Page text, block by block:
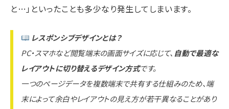
と…」といったことも多少なり発生してしまいます。
レスポンシブデザインとは？
PC・スマホなど閲覧端末の画面サイズに応じて、 自動で最適な
レイアウトに切り替えるデザイン方式です。
一つのページデータを複数端末で共有する仕組みのため、端
末によって余白やレイアウトの見え方が若干異なることがあり